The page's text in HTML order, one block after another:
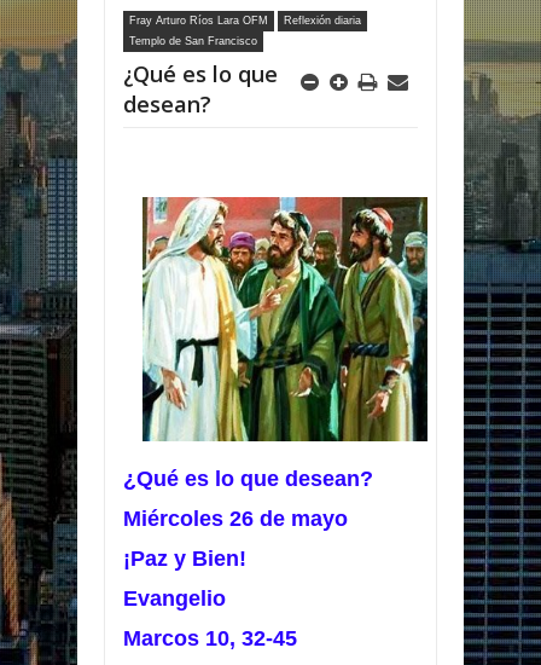
Fray Arturo Ríos Lara OFM
Reflexión diaria
Templo de San Francisco
¿Qué es lo que
desean?
¿Qué es lo que desean?
Miércoles 26 de mayo
¡Paz y Bien!
Evangelio
Marcos 10, 32-45